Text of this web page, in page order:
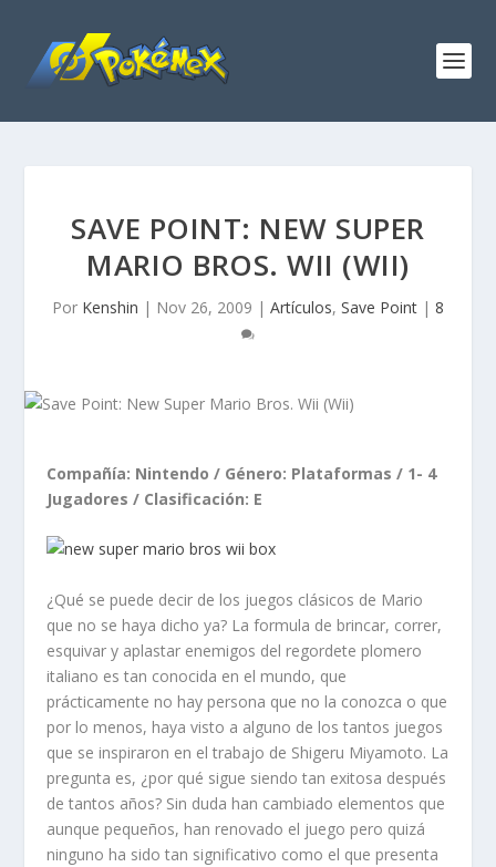
SAVE POINT: NEW SUPER
MARIO BROS. WII (WII)
Por Kenshin | Nov 26, 2009 | Artículos, Save Point | 8
Compañía: Nintendo / Género: Plataformas / 1- 4
Jugadores / Clasificación: E
¿Qué se puede decir de los juegos clásicos de Mario
que no se haya dicho ya? La formula de brincar, correr,
esquivar y aplastar enemigos del regordete plomero
italiano es tan conocida en el mundo, que
prácticamente no hay persona que no la conozca o que
por lo menos, haya visto a alguno de los tantos juegos
que se inspiraron en el trabajo de Shigeru Miyamoto. La
pregunta es, ¿por qué sigue siendo tan exitosa después
de tantos años? Sin duda han cambiado elementos que
aunque pequeños, han renovado el juego pero quizá
ninguno ha sido tan significativo como el que presenta